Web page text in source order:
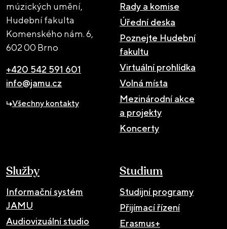
múzických umění,
Hudební fakulta
Komenského nám. 6,
602 00 Brno
+420 542 591 601
info@jamu.cz
Všechny kontakty
Rady a komise
Úřední deska
Poznejte Hudební
fakultu
Virtuální prohlídka
Volná místa
Mezinárodní akce
a projekty
Koncerty
Služby
Informační systém
JAMU
Audiovizuální studio
Studium
Studijní programy
Přijímací řízení
Erasmus+